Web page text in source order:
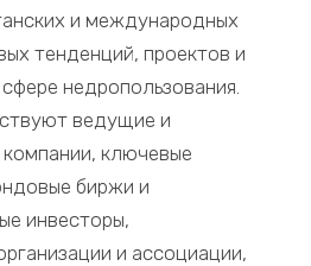
и международных
тенденций, проектов и
недропользования.
ведущие и
компании, ключевые
биржи и
инвесторы,
и ассоциации,